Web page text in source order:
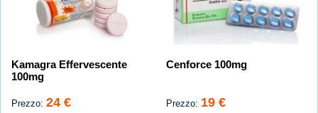
Kamagra Effervescente
100mg
Prezzo: 24 €
Cenforce 100mg
Prezzo: 19 €